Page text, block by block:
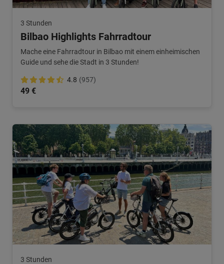
3 Stunden
Bilbao Highlights Fahrradtour
Mache eine Fahrradtour in Bilbao mit einem einheimischen
Guide und sehe die Stadt in 3 Stunden!
4.8 (957)
49 €
3 Stunden